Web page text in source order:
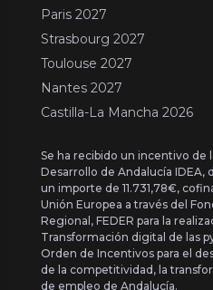
Paris 2027
Strasbourg 2027
Toulouse 2027
Nantes 2027
Castilla-La Mancha 2026
Se ha recibido un incentivo de
Desarrollo de Andalucía IDEA,
un importe de 11.731,78€,
Unión Europea a través del
Regional, FEDER para la
Transformación digital de las
Orden de Incentivos para el
de la competitividad, la
de empleo de Andalucía.